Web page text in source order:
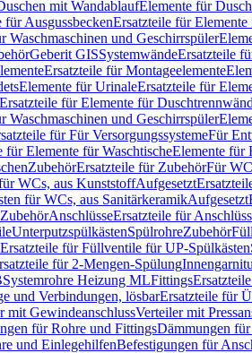
mit WandablaufElemente für
für AusgussbeckenErsatzteile für Elemente
Waschmaschinen und Geschirrspüler
Geberit GISSystemwändeErsatzteile
Ersatzteile für Montageelemente
Elemente für UrinaleErsatzteile für
Ersatzteile für Elemente für
Waschmaschinen und Geschirrspüler
für Für VersorgungssystemeFür
für Elemente für WaschtischeElemente für
ZubehörErsatzteile für ZubehörFür
WCs, aus KunststoffAufgesetzt
für WCs, aus SanitärkeramikAufgesetzt
AnschlüsseErsatzteile für
UnterputzspülkästenSpülrohreZubehör
Ersatzteile für Füllventile für UP-Spülkästen
für 2-Mengen-Spülung
Systemrohre Heizung MLFittings
und Verbindungen, lösbarErsatzteile für
mit GewindeanschlussVerteiler mit
für Rohre und FittingsDämmungen
und EinlegehilfenBefestigungen für